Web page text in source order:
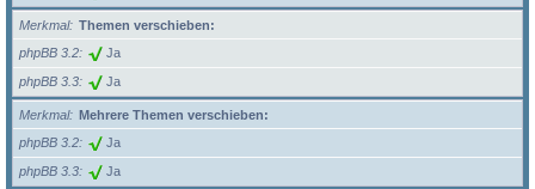
Merkmal
Themen verschieben:
phpBB 3.2
Ja
phpBB 3.3 Ja
Merkmal
Mehrere Themen verschieben:
phpBB 3.2
Ja
phpBB 3.3 Ja